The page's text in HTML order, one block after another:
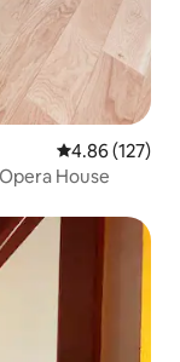
Penarafan
4.86 (127)
House